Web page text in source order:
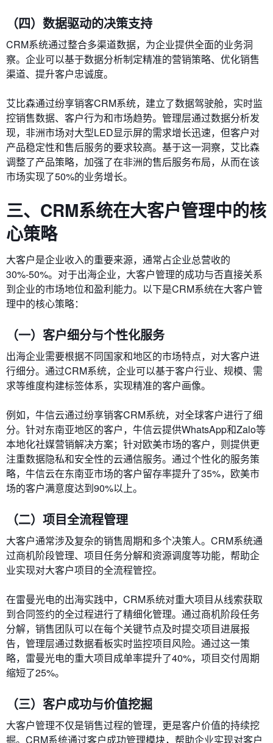
（四）数据驱动的决策支持
CRM系统通过整合多渠道数据，为企业提供全面的业务洞
察。企业可以基于数据分析制定精准的营销策略、优化销售
渠道、提升客户忠诚度。
艾比森通过纷享销客CRM系统，建立了数据驾驶舱，实时监
控销售数据、客户行为和市场趋势。管理层通过数据分析发
现，非洲市场对大型LED显示屏的需求增长迅速，但客户对
产品稳定性和售后服务的要求较高。基于这一洞察，艾比森
调整了产品策略，加强了在非洲的售后服务布局，从而在该
市场实现了50%的业务增长。
三、CRM系统在大客户管理中的核
心策略
大客户是企业收入的重要来源，通常占企业总营收的
30%-50%。对于出海企业，大客户管理的成功与否直接关系
到企业的市场地位和盈利能力。以下是CRM系统在大客户管
理中的核心策略：
（一）客户细分与个性化服务
出海企业需要根据不同国家和地区的市场特点，对大客户进
行细分。通过CRM系统，企业可以基于客户行业、规模、需
求等维度构建标签体系，实现精准的客户画像。
例如，牛信云通过纷享销客CRM系统，对全球客户进行了细
分。针对东南亚地区的客户，牛信云提供WhatsApp和Zalo等
本地化社媒营销解决方案；针对欧美市场的客户，则提供更
注重数据隐私和安全性的云通信服务。通过个性化的服务策
略，牛信云在东南亚市场的客户留存率提升了35%，欧美市
场的客户满意度达到90%以上。
（二）项目全流程管理
大客户通常涉及复杂的销售周期和多个决策人。CRM系统通
过商机阶段管理、项目任务分解和资源调度等功能，帮助企
业实现对大客户项目的全流程管控。
在雷曼光电的出海实践中，CRM系统对重大项目从线索获取
到合同签约的全过程进行了精细化管理。通过商机阶段任务
分解，销售团队可以在每个关键节点及时提交项目进展报
告，管理层通过数据看板实时监控项目风险。通过这一策
略，雷曼光电的重大项目成单率提升了40%，项目交付周期
缩短了25%。
（三）客户成功与价值挖掘
大客户管理不仅是销售过程的管理，更是客户价值的持续挖
掘。CRM系统通过客户成功管理模块，帮助企业实现对客户